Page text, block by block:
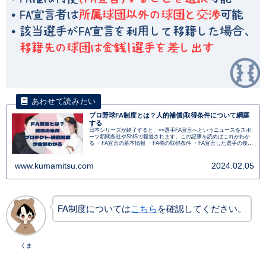
プロ野球FA制度とは？人的補償|取得条件について網羅
する
日本シリーズが終了すると、○○選手FA宣言へというニュースをスポ
ーツ新聞各社やSNSで報道されます。この記事を読めばこれがわか
る ・FA宣言の基本情報 ・FA権の取得条件 ・FA宣言した選手の獲得
www.kumamitsu.com 2024.02.05
くま
FA制度についてはこちら を確認してください。